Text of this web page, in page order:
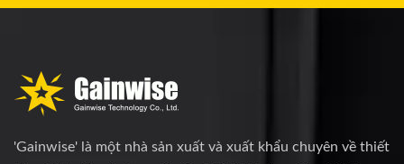
'Gainwise' là một nhà sản xuất và xuất khẩu chuyên về thiết